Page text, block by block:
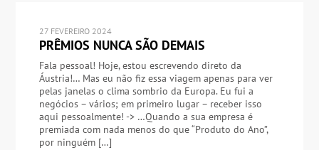
27 FEVEREIRO 2024
PRÊMIOS NUNCA SÃO DEMAIS
Fala pessoal! Hoje, estou escrevendo direto da
Áustria!… Mas eu não fiz essa viagem apenas para ver
pelas janelas o clima sombrio da Europa. Eu fui a
negócios – vários; em primeiro lugar – receber isso
aqui pessoalmente! -> …Quando a sua empresa é
premiada com nada menos do que “Produto do Ano”,
por ninguém […]